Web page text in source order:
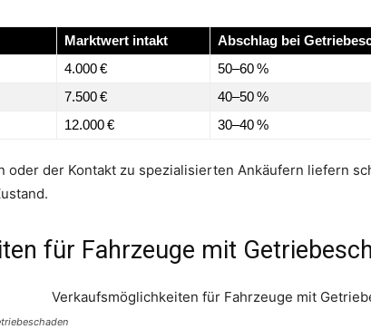
Marktwert intakt Abschlag bei
4.000 € 50–60 %
7.500 € 40–50 %
12.000 € 30–40 %
der Kontakt zu spezialisierten Ankäufern liefern
für Fahrzeuge mit